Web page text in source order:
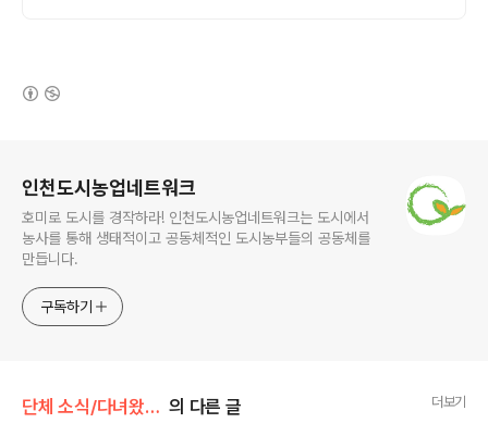
인천도시농업네트워크
호미로 도시를 경작하라! 인천도시농업네트워크는 도시에서
농사를 통해 생태적이고 공동체적인 도시농부들의 공동체를
만듭니다.
구독하기
단체 소식/다녀왔습니다 의 다른 글 더보기